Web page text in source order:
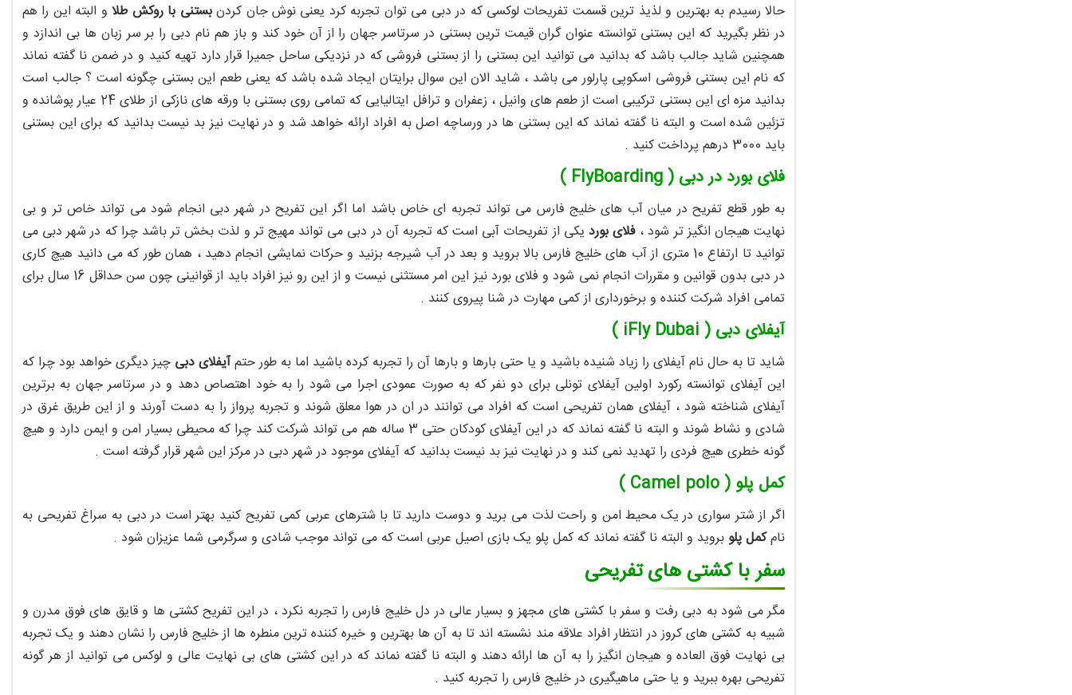
حالا رسیدم به بهترین و لذیذ ترین قسمت تفریحات لوکسی که در دبی می توان تجربه کرد یعنی نوش جان کردنبستنی با روکش طلاو البته این را هم
در نظر بگیرید که این بستنی توانسته عنوان گران قیمت ترین بستنی در سرتاسر جهان را از آن خود کند و باز هم نام دبی را بر سر زبان ها بی اندازد و
همچنین شاید جالب باشد که بدانید می توانید این بستنی را از بستنی فروشی که در نزدیکی ساحل جمیرا قرار دارد تهیه کنید و در ضمن نا گفته نماند
که نام این بستنی فروشی اسکوپی پارلور می باشد ، شاید الان این سوال برایتان ایجاد شده باشد که یعنی طعم این بستنی چگونه است ؟ جالب است
بدانید مزه ای این بستنی ترکیبی است از طعم های وانیل ، زعفران و ترافل ایتالیایی که تمامی روی بستنی با ورقه های نازکی از طلای 24 عیار پوشانده و
تزئین شده است و البته نا گفته نماند که این بستنی ها در ورساچه اصل به افراد ارائه خواهد شد و در نهایت نیز بد نیست بدانید که برای این بستنی
باید 3000 درهم پرداخت کنید .
فلای بورد در دبی ( FlyBoarding )
به طور قطع تفریح در میان آب های خلیج فارس می تواند تجربه ای خاص باشد اما اگر این تفریح در شهر دبی انجام شود می تواند خاص تر و بی
نهایت هیجان انگیز تر شود ، فلای بورد یکی از تفریحات آبی است که تجربه آن در دبی می تواند مهیج تر و لذت بخش تر باشد چرا که در شهر دبی می
توانید تا ارتفاع 10 متری از آب های خلیج فارس بالا بروید و بعد در آب شیرجه بزنید و حرکات نمایشی انجام دهید ، همان طور که می دانید هیچ کاری
در دبی بدون قوانین و مقررات انجام نمی شود و فلای بورد نیز این امر مستثنی نیست و از این رو نیز افراد باید از قوانینی چون سن حداقل 16 سال برای
تمامی افراد شرکت کننده و برخورداری از کمی مهارت در شنا پیروی کنند .
آیفلای دبی ( iFly Dubai )
شاید تا به حال نام آیفلای را زیاد شنیده باشید و یا حتی بارها و بارها آن را تجربه کرده باشید اما به طور حتمآیفلای دبی چیز دیگری خواهد بود چرا که
این آیفلای توانسته رکورد اولین آیفلای تونلی برای دو نفر که به صورت عمودی اجرا می شود را به خود اهتصاص دهد و در سرتاسر جهان به برترین
آیفلای شناخته شود ، آیفلای همان تفریحی است که افراد می توانند در ان در هوا معلق شوند و تجربه پرواز را به دست آورند و از این طریق غرق در
شادی و نشاط شوند و البته نا گفته نماند که در این آیفلای کودکان حتی 3 ساله هم می تواند شرکت کند چرا که محیطی بسیار امن و ایمن دارد و هیچ
گونه خطری هیچ فردی را تهدید نمی کند و در نهایت نیز بد نیست بدانید که آیفلای موجود در شهر دبی در مرکز این شهر قرار گرفته است .
کمل پلو ( Camel polo )
اگر از شتر سواری در یک محیط امن و راحت لذت می برید و دوست دارید تا با شترهای عربی کمی تفریح کنید بهتر است در دبی به سراغ تفریحی به
نامکمل پلوبروید و البته نا گفته نماند که کمل پلو یک بازی اصیل عربی است که می تواند موجب شادی و سرگرمی شما عزیزان شود .
سفر با کشتی های تفریحی
مگر می شود به دبی رفت و سفر با کشتی های مجهز و بسیار عالی در دل خلیج فارس را تجربه نکرد ، در این تفریح کشتی ها و قایق های فوق مدرن و
شبیه به کشتی های کروز در انتظار افراد علاقه مند نشسته اند تا به آن ها بهترین و خیره کننده ترین منطره ها از خلیج فارس را نشان دهند و یک تجربه
بی نهایت فوق العاده و هیجان انگیز را به آن ها ارائه دهند و البته نا گفته نماند که در این کشتی های بی نهایت عالی و لوکس می توانید از هر گونه
تفریحی بهره ببرید و یا حتی ماهیگیری در خلیج فارس را تجربه کنید .